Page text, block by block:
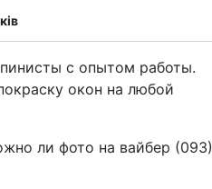
с опытом работы.
окон на любой
ли фото на вайбер (093)